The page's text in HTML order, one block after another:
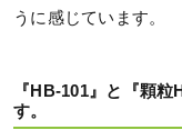
うに感じています。
『HB-101』と『顆
す。